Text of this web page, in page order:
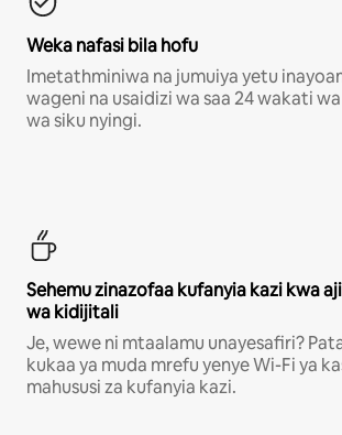
Weka nafasi bila hofu
Imetathminiwa na jumuiya yetu
wageni na usaidizi wa saa 24 wakati
wa siku nyingi.
Sehemu zinazofaa kufanyia kazi kwa
wa kidijitali
Je, wewe ni mtaalamu unayesafiri?
kukaa ya muda mrefu yenye Wi-Fi ya
mahususi za kufanyia kazi.